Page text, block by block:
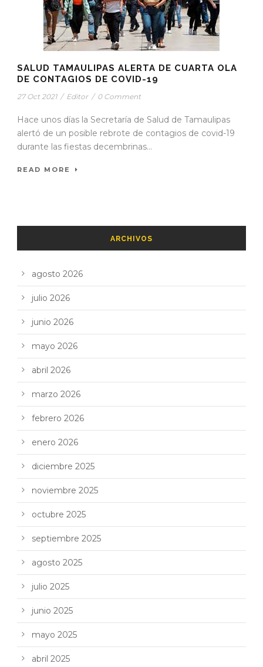
SALUD TAMAULIPAS ALERTA DE CUARTA OLA
DE CONTAGIOS DE COVID-19
27 Oct 2021 / Editor / 0 Comment
Hace unos días la Secretaría de Salud de Tamaulipas
alertó de un posible rebrote de contagios de covid-19
durante las fiestas decembrinas...
READ MORE
ARCHIVOS
agosto 2026
julio 2026
junio 2026
mayo 2026
abril 2026
marzo 2026
febrero 2026
enero 2026
diciembre 2025
noviembre 2025
octubre 2025
septiembre 2025
agosto 2025
julio 2025
junio 2025
mayo 2025
abril 2025